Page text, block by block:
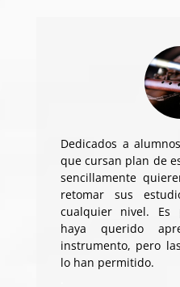
Dedicados a
que cursan plan de
sencillamente
retomar sus
cualquier nivel. Es
haya querido
instrumento, pero
lo han permitido.